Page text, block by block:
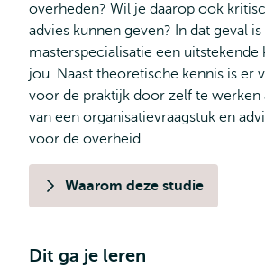
overheden? Wil je daarop ook
advies kunnen geven? In dat geval is
masterspecialisatie een uitstekende
jou. Naast theoretische kennis is er
voor de praktijk door zelf te werken
van een organisatievraagstuk en
voor de overheid.
Waarom deze studie
Dit ga je leren